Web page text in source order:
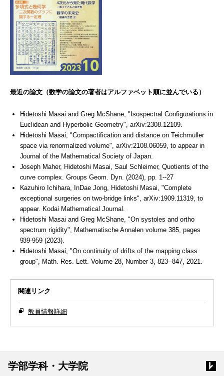
最近の論文（数学の論文の著者はアルファベット順に並んでいる）
Hidetoshi Masai and Greg McShane, "Isospectral Configurations in
Euclidean and Hyperbolic Geometry", arXiv:2308.12109.
Hidetoshi Masai, "Compactification and distance on Teichmüller
space via renormalized volume", arXiv:2108.06059, to appear in
Journal of the Mathematical Society of Japan.
Joseph Maher, Hidetoshi Masai, Saul Schleimer, Quotients of the
curve complex. Groups Geom. Dyn. (2024), pp. 1--27
Kazuhiro Ichihara, InDae Jong, Hidetoshi Masai, "Complete
exceptional surgeries on two-bridge links", arXiv:1909.11319, to
appear. Kodai Mathematical Journal.
Hidetoshi Masai and Greg McShane, "On systoles and ortho
spectrum rigidity", Mathematische Annalen volume 385, pages
939-959 (2023).
Hidetoshi Masai, "On continuity of drifts of the mapping class
group", Math. Res. Lett. Volume 28, Number 3, 823--847, 2021.
関連リンク
教員情報詳細
学部学科・大学院